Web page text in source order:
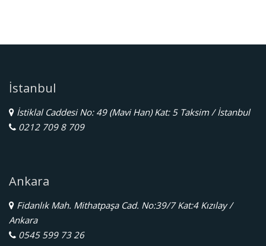
İstanbul
İstiklal Caddesi No: 49 (Mavi Han) Kat: 5 Taksim / İstanbul
0212 709 8 709
Ankara
Fidanlık Mah. Mithatpaşa Cad. No:39/7 Kat:4 Kızılay /
Ankara
0545 599 73 26